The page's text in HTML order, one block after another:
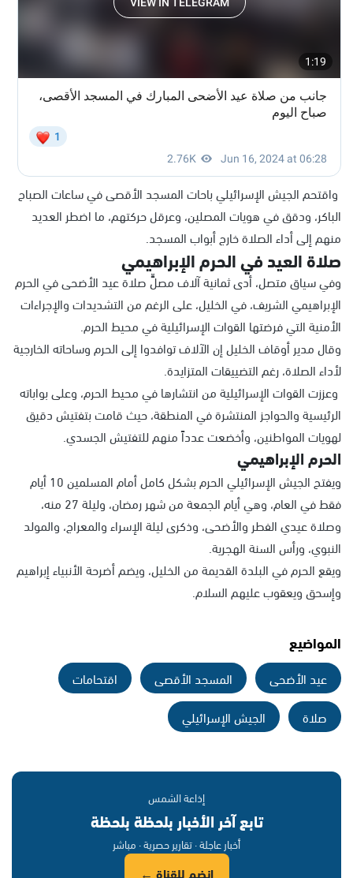
واقتحم الجيش الإسرائيلي باحات المسجد الأقصى في ساعات الصباح
الباكر، ودقق في هويات المصلين، وعرقل حركتهم، ما اضطر العديد
منهم إلى أداء الصلاة خارج أبواب المسجد.
صلاة العيد في الحرم الإبراهيمي
وفي سياق متصل، أدى ثمانية آلاف مصلٍّ صلاة عيد الأضحى في الحرم
الإبراهيمي الشريف، في الخليل، على الرغم من التشديدات والإجراءات
الأمنية التي فرضتها القوات الإسرائيلية في محيط الحرم.
وقال مدير أوقاف الخليل إن الآلاف توافدوا إلى الحرم وساحاته الخارجية
لأداء الصلاة، رغم التضييقات المتزايدة.
وعززت القوات الإسرائيلية من انتشارها في محيط الحرم، وعلى بواباته
الرئيسية والحواجز المنتشرة في المنطقة، حيث قامت بتفتيش دقيق
لهويات المواطنين، وأخضعت عدداً منهم للتفتيش الجسدي.
الحرم الإبراهيمي
ويفتح الجيش الإسرائيلي الحرم بشكل كامل أمام المسلمين 10 أيام
فقط في العام، وهي أيام الجمعة من شهر رمضان، وليلة 27 منه،
وصلاة عيدي الفطر والأضحى، وذكرى ليلة الإسراء والمعراج، والمولد
النبوي، ورأس السنة الهجرية.
ويقع الحرم في البلدة القديمة من الخليل، ويضم أضرحة الأنبياء إبراهيم
وإسحق ويعقوب عليهم السلام.
المواضيع
عيد الأضحى المسجد الأقصى
اقتحامات
صلاة
الجيش الإسرائيلي
إذاعة الشمس
تابع آخر الأخبار بلحظة بلحظة
أخبار عاجلة · تقارير حصرية · مباشر
انضم للقناة ←